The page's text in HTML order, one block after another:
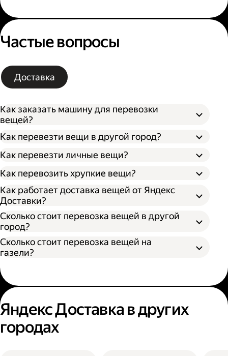
Частые вопросы
Доставка
Как заказать машину для перевозки
вещей?
Как перевезти вещи в другой город?
Как перевезти личные вещи?
Как перевозить хрупкие вещи?
Как работает доставка вещей от Яндекс
Доставки?
Сколько стоит перевозка вещей в другой
город?
Сколько стоит перевозка вещей на
газели?
Яндекс Доставка в других
городах